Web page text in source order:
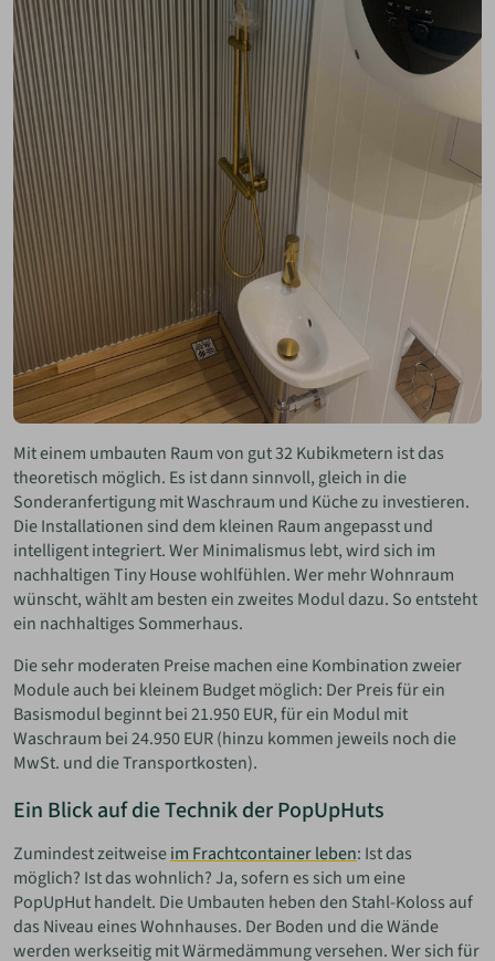
Mit einem umbauten Raum von gut 32 Kubikmetern ist das
theoretisch möglich. Es ist dann sinnvoll, gleich in die
Sonderanfertigung mit Waschraum und Küche zu investieren.
Die Installationen sind dem kleinen Raum angepasst und
intelligent integriert. Wer Minimalismus lebt, wird sich im
nachhaltigen Tiny House wohlfühlen. Wer mehr Wohnraum
wünscht, wählt am besten ein zweites Modul dazu. So entsteht
ein nachhaltiges Sommerhaus.
Die sehr moderaten Preise machen eine Kombination zweier
Module auch bei kleinem Budget möglich: Der Preis für ein
Basismodul beginnt bei 21.950 EUR, für ein Modul mit
Waschraum bei 24.950 EUR (hinzu kommen jeweils noch die
MwSt. und die Transportkosten).
Ein Blick auf die Technik der PopUpHuts
Zumindest zeitweiseim Frachtcontainer leben: Ist das
möglich? Ist das wohnlich? Ja, sofern es sich um eine
PopUpHut handelt. Die Umbauten heben den Stahl-Koloss auf
das Niveau eines Wohnhauses. Der Boden und die Wände
werden werkseitig mit Wärmedämmung versehen. Wer sich für